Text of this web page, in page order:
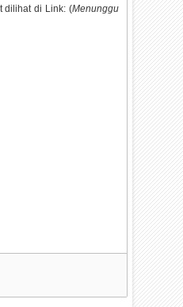
dilihat di Link: (Menunggu